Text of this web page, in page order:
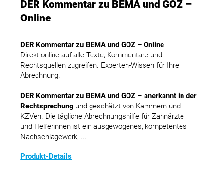
DER Kommentar zu BEMA und GOZ –
Online
DER Kommentar zu BEMA und GOZ – Online
Direkt online auf alle Texte, Kommentare und
Rechtsquellen zugreifen. Experten-Wissen für Ihre
Abrechnung.
DER Kommentar zu BEMA und GOZ – anerkannt in der
Rechtsprechung und geschätzt von Kammern und
KZVen. Die tägliche Abrechnungshilfe für Zahnärzte
und Helferinnen ist ein ausgewogenes, kompetentes
Nachschlagewerk, ...
Produkt-Details